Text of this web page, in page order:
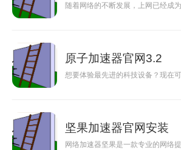
随着网络的不断发展，上网已经成
原子加速器官网3.2
想要体验最先进的科技设备？现在
坚果加速器官网安装
网络加速器坚果是一款专业的网络